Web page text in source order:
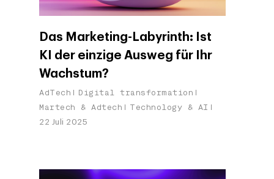
Das Marketing-Labyrinth: Ist
KI der einzige Ausweg für Ihr
Wachstum?
AdTech
Digital transformation
Martech & Adtech
Technology & AI
22 Juli 2025